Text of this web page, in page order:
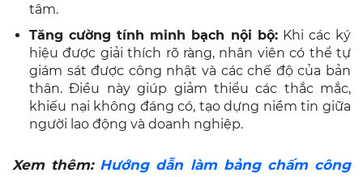
tâm.
Tăng cường tính minh bạch nội bộ:Khi các ký
hiệu được giải thích rõ ràng, nhân viên có thể tự
giám sát được công nhật và các chế độ của bản
thân. Điều này giúp giảm thiểu các thắc mắc,
khiếu nại không đáng có, tạo dựng niềm tin giữa
người lao động và doanh nghiệp.
Xem thêm: Hướng dẫn làm bảng chấm công